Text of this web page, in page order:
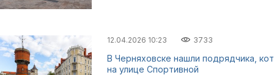
12.04.2026 10:23 3733
В Черняховске нашли подрядчика,
на улице Спортивной